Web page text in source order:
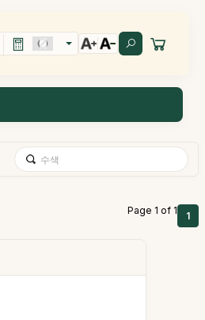
Page 1 of 1 1